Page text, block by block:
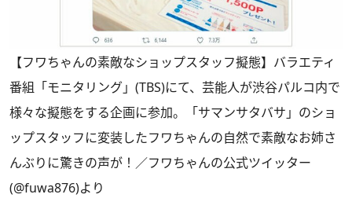
【フワちゃんの素敵なショップスタッフ擬態】バラエティ
番組「モニタリング」(TBS)にて、芸能人が渋谷パルコ内で
様々な擬態をする企画に参加。「サマンサタバサ」のショ
ップスタッフに変装したフワちゃんの自然で素敵なお姉さ
んぶりに驚きの声が！／フワちゃんの公式ツイッター
(@fuwa876)より